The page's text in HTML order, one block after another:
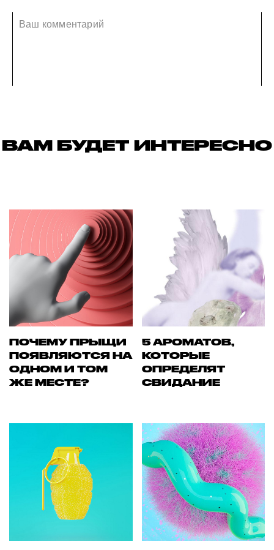
ВАМ БУДЕТ ИНТЕРЕСНО
ПОЧЕМУ ПРЫЩИ
ПОЯВЛЯЮТСЯ НА
ОДНОМ И ТОМ
ЖЕ МЕСТЕ?
5 АРОМАТОВ,
КОТОРЫЕ
ОПРЕДЕЛЯТ
СВИДАНИЕ